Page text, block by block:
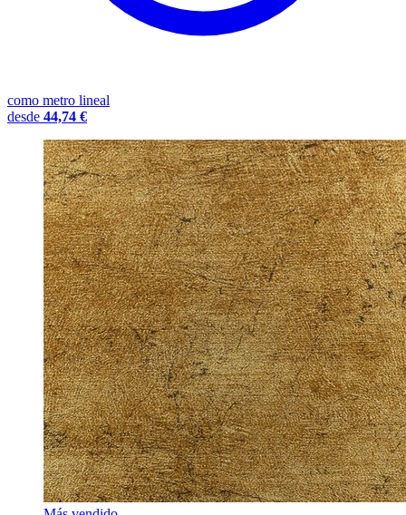
como metro lineal
desde 44,74 €